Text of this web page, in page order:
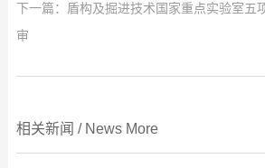
下一篇： 盾构及掘进技术国家重点实验室五
审
相关新闻 / News More